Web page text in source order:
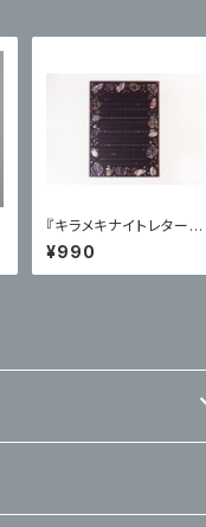
『キラメキナイトレターセ
ット』宝石
¥990